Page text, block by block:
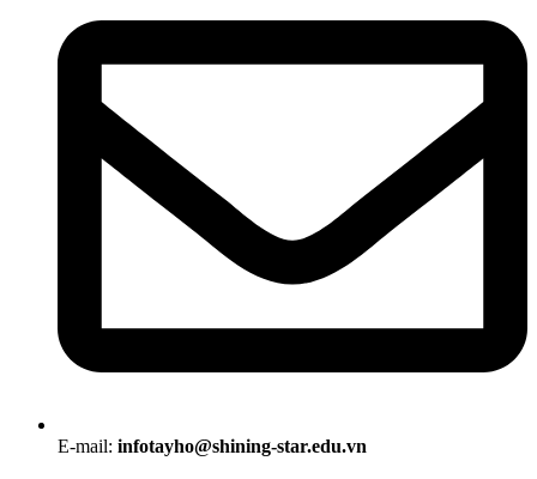
E-mail: infotayho@shining-star.edu.vn